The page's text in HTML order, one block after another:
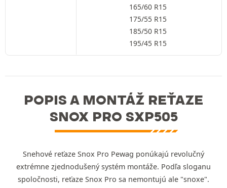
165/60 R15
175/55 R15
185/50 R15
195/45 R15
POPIS A MONTÁŽ REŤAZE
SNOX PRO SXP505
Snehové reťaze Snox Pro Pewag ponúkajú revolučný
extrémne zjednodušený systém montáže. Podľa sloganu
spoločnosti, reťaze Snox Pro sa nemontujú ale "snoxe".